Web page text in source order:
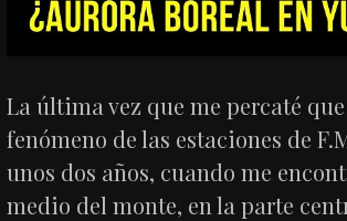
La última vez que me percaté
fenómeno de las estaciones de
unos dos años, cuando me
medio del monte, en la parte